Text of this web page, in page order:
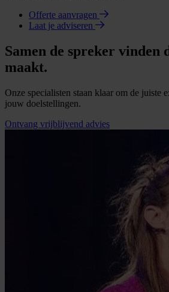
Offerte aanvragen
Laat je adviseren
Samen de spreker vinden
maakt.
Onze specialisten staan klaar om de juiste
jouw doelstellingen.
Ontvang vrijblijvend advies